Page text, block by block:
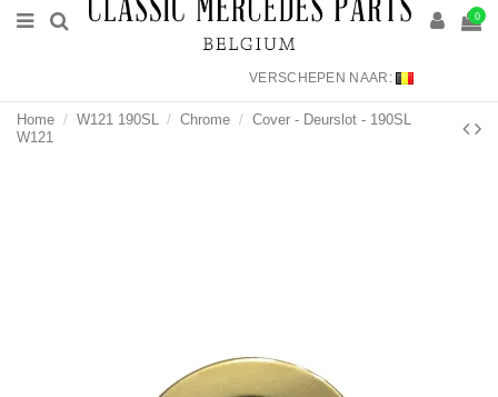
0
VERSCHEPEN NAAR:
Home W121 190SL Chrome
Cover - Deurslot - 190SL
W121